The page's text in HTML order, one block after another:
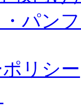
パン
リシー